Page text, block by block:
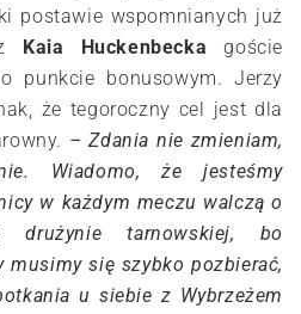
postawie wspomnianych już
Kaia Huckenbecka goście
punkcie bonusowym. Jerzy
że tegoroczny cel jest dla
– Zdania nie zmieniam,
Wiadomo, że jesteśmy
w każdym meczu walczą o
drużynie tarnowskiej, bo
musimy się szybko pozbierać,
u siebie z Wybrzeżem